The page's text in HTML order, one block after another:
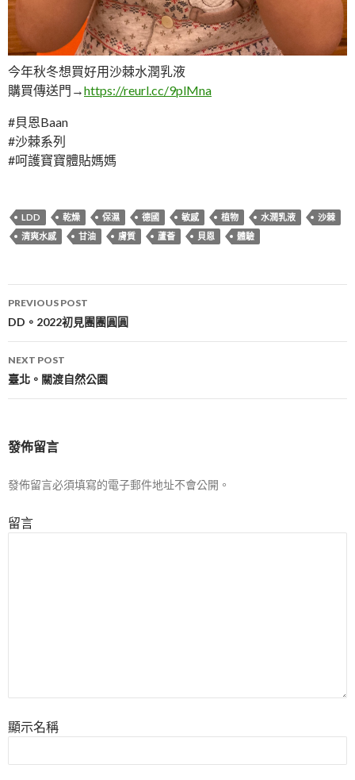
今年秋冬想買好用沙棘水潤乳液
購買傳送門→https://reurl.cc/9plMna
#貝恩Baan
#沙棘系列
#呵護寶寶體貼媽媽
LDD 乾燥 保濕 德國 敏感 植物 水潤乳液
沙棘
清爽水感
甘油 膚質 蘆薈 貝恩 體驗
Post
navigation
PREVIOUS POST
DD。2022初見團團圓圓
NEXT POST
臺北。關渡自然公園
發佈留言
發佈留言必須填寫的電子郵件地址不會公開。
留言
顯示名稱